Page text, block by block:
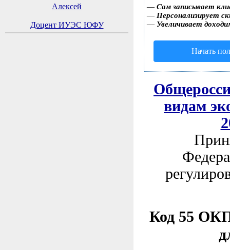
Алексей
Доцент ИУЭС ЮФУ
— Сам записывает
— Персонализирует
— Увеличивает
Начать
видам
Код 55